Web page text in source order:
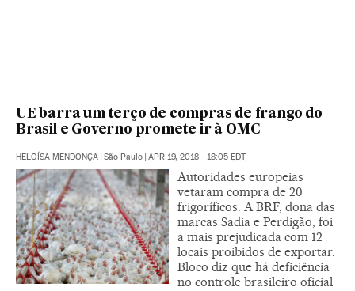
UE barra um terço de compras de frango do
Brasil e Governo promete ir à OMC
HELOÍSA MENDONÇA São Paulo APR 19, 2018 - 18:05 EDT
Autoridades europeias
vetaram compra de 20
frigoríficos. A BRF, dona das
marcas Sadia e Perdigão, foi
a mais prejudicada com 12
locais proibidos de exportar.
Bloco diz que há deficiência
no controle brasileiro oficial